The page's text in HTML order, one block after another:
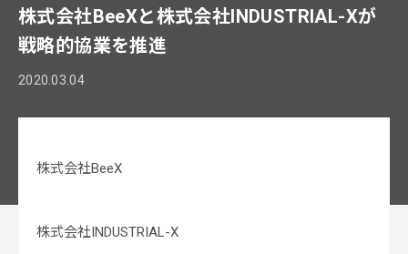
株式会社BeeXと株式会社INDUSTRIAL-Xが
戦略的協業を推進
2020.03.04
株式会社BeeX
株式会社INDUSTRIAL-X